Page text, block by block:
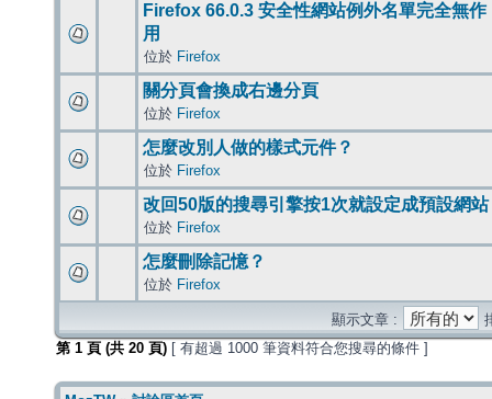
Firefox 66.0.3 安全性網站例外名單完全無作
用
位於 Firefox
關分頁會換成右邊分頁
位於 Firefox
怎麼改別人做的樣式元件？
位於 Firefox
改回50版的搜尋引擎按1次就設定成預設網站
位於 Firefox
怎麼刪除記憶？
位於 Firefox
顯示文章 :
第 1 頁 (共 20 頁) [ 有超過 1000 筆資料符合您搜尋的條件 ]